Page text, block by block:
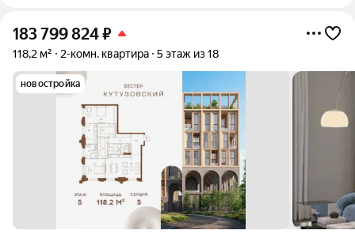
183 799 824₽
118,2 м² 2-комн. квартира 5 этаж из 18
новостройка